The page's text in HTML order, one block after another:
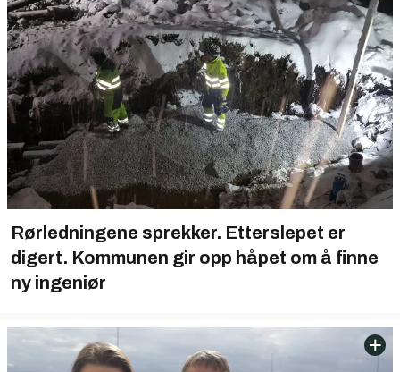
Rørledningene sprekker. Etterslepet er
digert. Kommunen gir opp håpet om å finne
ny ingeniør